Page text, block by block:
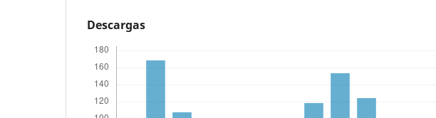
Descargas